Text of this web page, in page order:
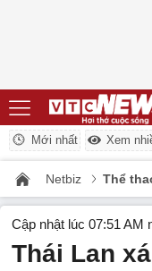
Mới nhất Xem
Netbiz Thể
Cập nhật lúc 07:51 AM
Thái Lan